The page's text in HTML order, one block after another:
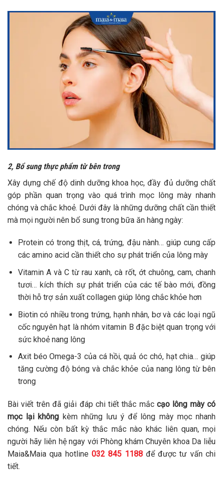
2, Bổ sung thực phẩm từ bên trong
Xây dựng chế độ dinh dưỡng khoa học, đầy đủ dưỡng chất
góp phần quan trọng vào quá trình mọc lông mày nhanh
chóng và chắc khoẻ. Dưới đây là những dưỡng chất cần thiết
mà mọi người nên bổ sung trong bữa ăn hàng ngày:
Protein có trong thịt, cá, trứng, đậu nành… giúp cung cấp
các amino acid cần thiết cho sự phát triển của lông mày
Vitamin A và C từ rau xanh, cà rốt, ớt chuông, cam, chanh
tươi… kích thích sự phát triển của các tế bào mới, đồng
thời hỗ trợ sản xuất collagen giúp lông chắc khỏe hơn
Biotin có nhiều trong trứng, hạnh nhân, bơ và các loại ngũ
cốc nguyên hạt là nhóm vitamin B đặc biệt quan trọng với
sức khoẻ nang lông
Axit béo Omega-3 của cá hồi, quả óc chó, hạt chia… giúp
tăng cường độ bóng và chắc khỏe của nang lông từ bên
trong
Bài viết trên đã giải đáp chi tiết thắc mắccạo lông mày có
mọc lại không kèm những lưu ý để lông mày mọc nhanh
chóng. Nếu còn bất kỳ thắc mắc nào khác liên quan, mọi
người hãy liên hệ ngay với Phòng khám Chuyên khoa Da liễu
Maia&Maia qua hotline 032 845 1188 để được tư vấn chi
tiết.